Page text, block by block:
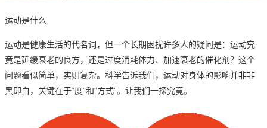
运动是什么
运动是健康生活的代名词，但一个长期困扰许多人的疑问是： 运动究
竟是延缓衰老的良方，还是过度消耗体力、加速衰老的催化剂？ 这个
问题看似简单，实则复杂。 科学告诉我们，运动对身体的影响并非非
黑即白，关键在于“度”和“方式”。 让我们一探究竟。